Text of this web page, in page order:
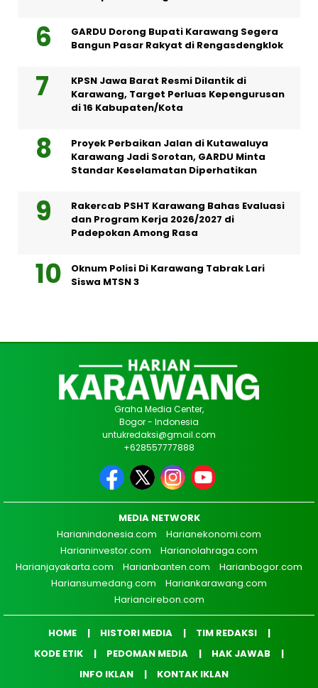
GARDU Dorong Bupati Karawang Segera
Bangun Pasar Rakyat di Rengasdengklok
KPSN Jawa Barat Resmi Dilantik di
Karawang, Target Perluas Kepengurusan
di 16 Kabupaten/Kota
Proyek Perbaikan Jalan di Kutawaluya
Karawang Jadi Sorotan, GARDU Minta
Standar Keselamatan Diperhatikan
Rakercab PSHT Karawang Bahas Evaluasi
dan Program Kerja 2026/2027 di
Padepokan Among Rasa
Oknum Polisi Di Karawang Tabrak Lari
Siswa MTSN 3
Graha Media Center,
Bogor - Indonesia
untukredaksi@gmail.com
+628557777888
MEDIA NETWORK
Harianindonesia.com
Harianekonomi.com
Harianinvestor.com
Harianolahraga.com
Harianjayakarta.com
Harianbanten.com
Harianbogor.com
Hariansumedang.com
Hariankarawang.com
Hariancirebon.com
HOME HISTORI MEDIA
TIM REDAKSI
KODE ETIK
PEDOMAN MEDIA
HAK JAWAB
INFO IKLAN
KONTAK IKLAN